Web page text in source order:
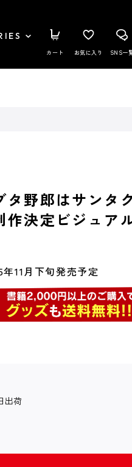
カート お気に入り SNS一
タ野郎はサンタ
作決定ビジュア
年11月下旬発売予定
出荷